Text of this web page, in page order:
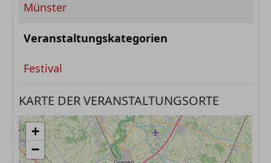
Münster
Veranstaltungskategorien
Festival
KARTE DER VERANSTALTUNGSORTE
+
−